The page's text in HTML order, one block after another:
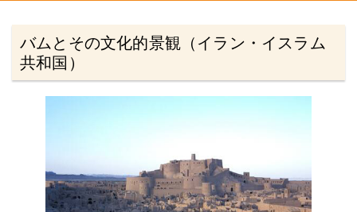
バムとその文化的景観（イラン・イスラム
共和国）